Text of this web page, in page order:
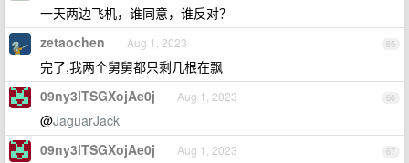
一天两边飞机，谁同意，谁反对？
65
zetaochen Aug 1, 2023
完了,我两个舅舅都只剩几根在飘
66
09ny3lTSGXojAe0j Aug 1, 2023
@JaguarJack
67
09ny3lTSGXojAe0j Aug 1, 2023